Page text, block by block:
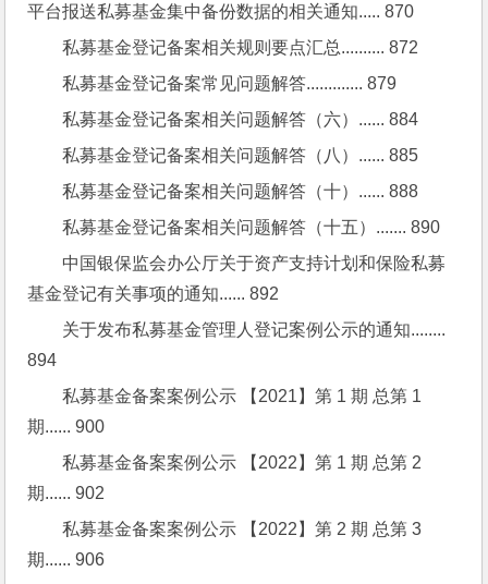
平台报送私募基金集中备份数据的相关通知..... 870
私募基金登记备案相关规则要点汇总.......... 872
私募基金登记备案常见问题解答............. 879
私募基金登记备案相关问题解答（六）...... 884
私募基金登记备案相关问题解答（八）...... 885
私募基金登记备案相关问题解答（十）...... 888
私募基金登记备案相关问题解答（十五）....... 890
中国银保监会办公厅关于资产支持计划和保险私募
基金登记有关事项的通知...... 892
关于发布私募基金管理人登记案例公示的通知........
894
私募基金备案案例公示 【2021】第 1 期 总第 1
期...... 900
私募基金备案案例公示 【2022】第 1 期 总第 2
期...... 902
私募基金备案案例公示 【2022】第 2 期 总第 3
期...... 906